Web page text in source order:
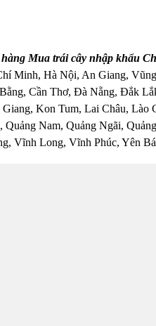
Mua trái cây nhập khẩu
Minh, Hà Nội, An Giang,
Cần Thơ, Đà Nẵng, Đắk
Kon Tum, Lai Châu, Lào
Quảng Nam, Quảng Ngãi,
Vĩnh Long, Vĩnh Phúc, Yên